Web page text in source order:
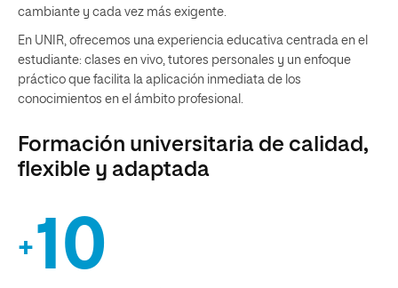
cambiante y cada vez más exigente.
En UNIR, ofrecemos una experiencia educativa centrada en el
estudiante: clases en vivo, tutores personales y un enfoque
práctico que facilita la aplicación inmediata de los
conocimientos en el ámbito profesional.
Formación universitaria de calidad,
flexible y adaptada
+10